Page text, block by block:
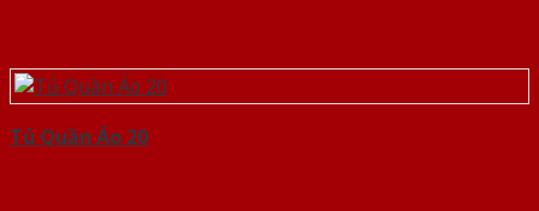
Tủ Quần Áo 20